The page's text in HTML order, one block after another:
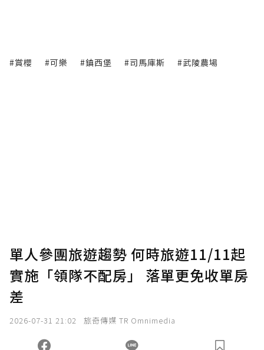
#賞櫻 #可樂 #鎮西堡 #司馬庫斯 #武陵農場
單人參團旅遊趨勢 何時旅遊11/11起
實施「領隊不配房」 落單更免收單房
差
2026-07-31 21:02 旅奇傳媒 TR Omnimedia